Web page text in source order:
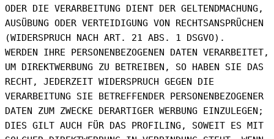
ODER DIE VERARBEITUNG DIENT DER GELTENDMACHUNG,
AUSÜBUNG ODER VERTEIDIGUNG VON RECHTSANSPRÜCHEN
(WIDERSPRUCH NACH ART. 21 ABS. 1 DSGVO).
WERDEN IHRE PERSONENBEZOGENEN DATEN VERARBEITET,
UM DIREKTWERBUNG ZU BETREIBEN, SO HABEN SIE DAS
RECHT, JEDERZEIT WIDERSPRUCH GEGEN DIE
VERARBEITUNG SIE BETREFFENDER PERSONENBEZOGENER
DATEN ZUM ZWECKE DERARTIGER WERBUNG EINZULEGEN;
DIES GILT AUCH FÜR DAS PROFILING, SOWEIT ES MIT